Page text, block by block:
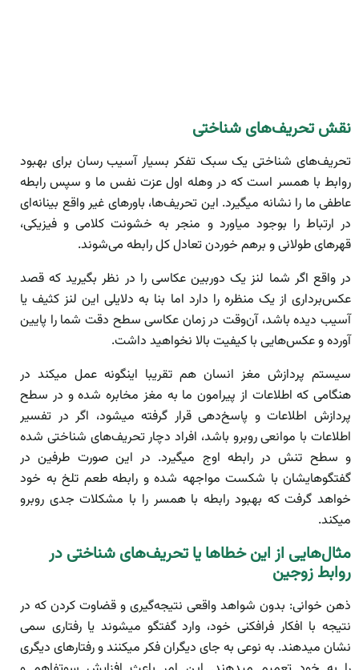
نقش تحریف‌های شناختی
تحریف‌های شناختی یک سبک تفکر بسیار آسیب رسان برای بهبود
روابط با همسر است که در وهله اول عزت نفس ما و سپس رابطه
عاطفی ما را نشانه میگیرد. این تحریف‌ها، باورهای غیر واقع بینانه‌ای
در ارتباط را بوجود میاورد و منجر به خشونت کلامی و فیزیکی،
قهرهای طولانی و برهم خوردن تعادل کل رابطه می‌شوند.
در واقع اگر شما لنز یک دوربین عکاسی را در نظر بگیرید که قصد
عکس‌برداری از یک منظره را دارد اما بنا به دلایلی این لنز کثیف یا
آسیب دیده باشد، آن‌وقت در زمان عکاسی سطح دقت شما را پایین
آورده و عکس‌هایی با کیفیت بالا نخواهید داشت.
سیستم پردازش مغز انسان هم تقریبا اینگونه عمل میکند در
هنگامی که اطلاعات از پیرامون ما به مغز مخابره شده و در سطح
پردازش اطلاعات و پاسخ‌دهی قرار گرفته میشود، اگر در تفسیر
اطلاعات با موانعی روبرو باشد، افراد دچار تحریف‌های شناختی شده
و سطح تنش در رابطه اوج میگیرد. در این صورت طرفین در
گفتگوهایشان با شکست مواجهه شده و رابطه طعم تلخ به خود
خواهد گرفت که بهبود رابطه با همسر را با مشکلات جدی روبرو
میکند.
مثال‌هایی از این خطاها یا تحریف‌های شناختی در
روابط زوجین
ذهن خوانی: بدون شواهد واقعی نتیجه‌گیری و قضاوت کردن که در
نتیجه با افکار فرافکنی خود، وارد گفتگو میشوند یا رفتاری سمی
نشان میدهند. به نوعی به جای دیگران فکر میکنند و رفتارهای دیگری